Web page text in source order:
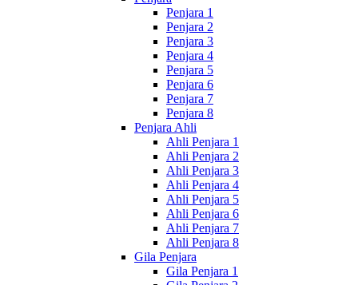
Penjara 1
Penjara 2
Penjara 3
Penjara 4
Penjara 5
Penjara 6
Penjara 7
Penjara 8
Penjara Ahli
Ahli Penjara 1
Ahli Penjara 2
Ahli Penjara 3
Ahli Penjara 4
Ahli Penjara 5
Ahli Penjara 6
Ahli Penjara 7
Ahli Penjara 8
Gila Penjara
Gila Penjara 1